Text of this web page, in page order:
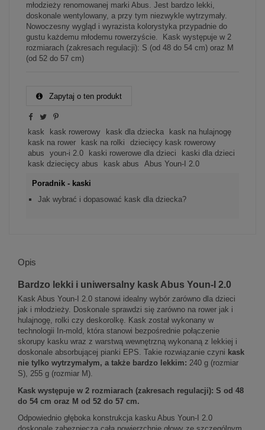
młodzieży renomowanej marki Abus. Jest bardzo lekki,
doskonale wentylowany, a przy tym niezwykle wytrzymały.
Nowoczesny wygląd i wyrazista kolorystyka przypadnie do
gustu każdemu młodemu rowerzyście. Kask występuje w 2
rozmiarach (zakresach regulacji): S (od 48 do 54 cm) oraz M
(od 52 do 57 cm)
Zapytaj o ten produkt
kask kask rowerowy kask dla dziecka
kask na hulajnogę
kask na rower
kask na rolki
dziecięcy kask rowerowy
abus
youn-i 2.0 kaski rowerowe dla dzieci
kaski dla dzieci
kask dziecięcy abus
kask abus Abus Youn-I 2.0
Poradnik - kaski
Jak wybrać i dopasować kask dla dziecka?
Opis
Bardzo lekki i uniwersalny kask Abus Youn-I 2.0
Kask Abus Youn-I 2.0 stanowi idealny wybór zarówno dla dzieci
jak i młodzieży. Doskonale sprawdzi się zarówno na rower jak i
hulajnogę, rolki czy deskorolkę. Kask został wykonany w
technologii In-mold, która stanowi bezpośrednie połączenie
skorupy kasku wraz z warstwą wewnętrzną wykonaną z lekkiej i
doskonale absorbującej pianki EPS. Takie rozwiązanie czyni kask
nie tylko wytrzymałym, a także bardzo lekkim: 240 g (rozmiar
S), 255 g (rozmiar M).
Kask występuje w 2 rozmiarach (zakresach regulacji): S od 48
do 54 cm oraz M od 52 do 57 cm.
Odpowiednio głęboka konstrukcja kasku Abus Youn-I 2.0